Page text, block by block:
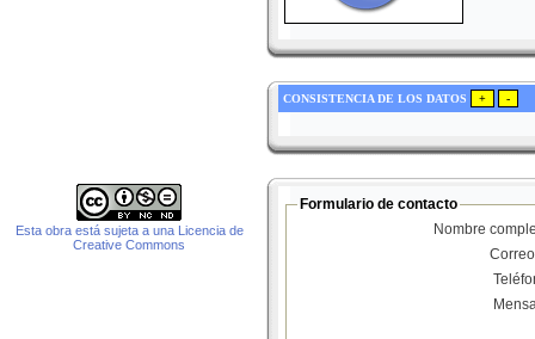
Esta obra está sujeta a una Licencia de
Creative Commons
CONSISTENCIA DE LOS DATOS
Formulario de contacto
Nombre